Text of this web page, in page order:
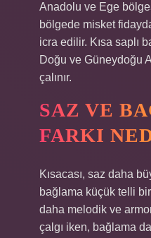
Anadolu ve Ege
bölgede misket
icra edilir. Kısa saplı
Doğu ve Güneydoğu
çalınır.
SAZ VE
FARKI
Kısacası, saz daha
bağlama küçük telli
daha melodik ve
çalgı iken, bağlama